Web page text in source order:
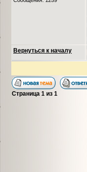
Вернуться к началу
Страница 1 из 1